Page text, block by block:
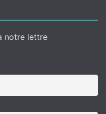
notre lettre